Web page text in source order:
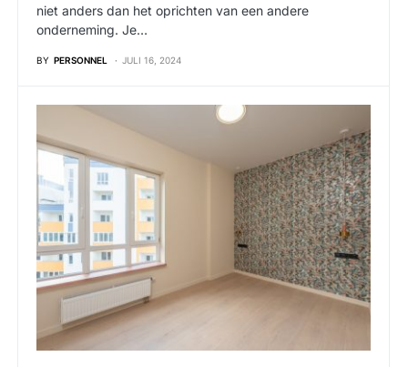
niet anders dan het oprichten van een andere
onderneming. Je…
BY PERSONNEL JULI 16, 2024